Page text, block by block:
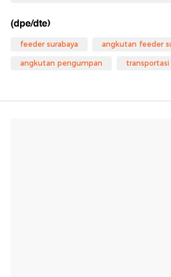
(dpe/dte)
feeder surabaya angkutan feeder
angkutan pengumpan transportasi